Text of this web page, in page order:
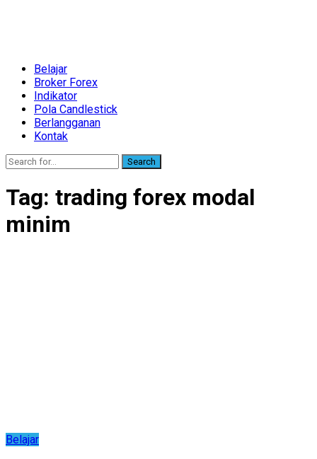
Belajar
Broker Forex
Indikator
Pola Candlestick
Berlangganan
Kontak
Search
Tag: trading forex modal
minim
Belajar